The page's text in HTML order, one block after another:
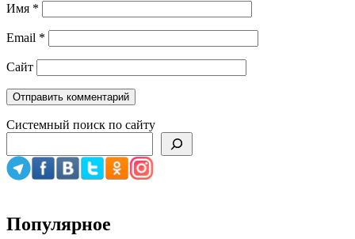
Имя *
Email *
Сайт
Системный поиск по сайту
Популярное